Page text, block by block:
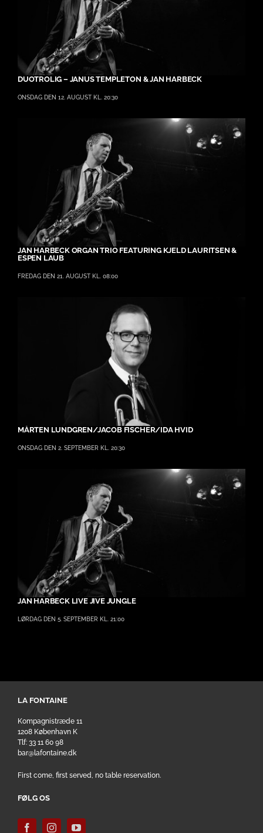
DUOTROLIG – JANUS TEMPLETON & JAN HARBECK
ONSDAG DEN 12. AUGUST KL. 20:30
JAN HARBECK ORGAN TRIO FEATURING KJELD LAURITSEN &
ESPEN LAUB
FREDAG DEN 21. AUGUST KL. 08:00
MÅRTEN LUNDGREN/JACOB FISCHER/IDA HVID
ONSDAG DEN 2. SEPTEMBER KL. 20:30
JAN HARBECK LIVE JIVE JUNGLE
LØRDAG DEN 5. SEPTEMBER KL. 21:00
LA FONTAINE
Kompagnistræde 11
1208 København K
Tlf: 33 11 60 98
bar@lafontaine.dk
First come, first served, no table reservation.
FØLG OS